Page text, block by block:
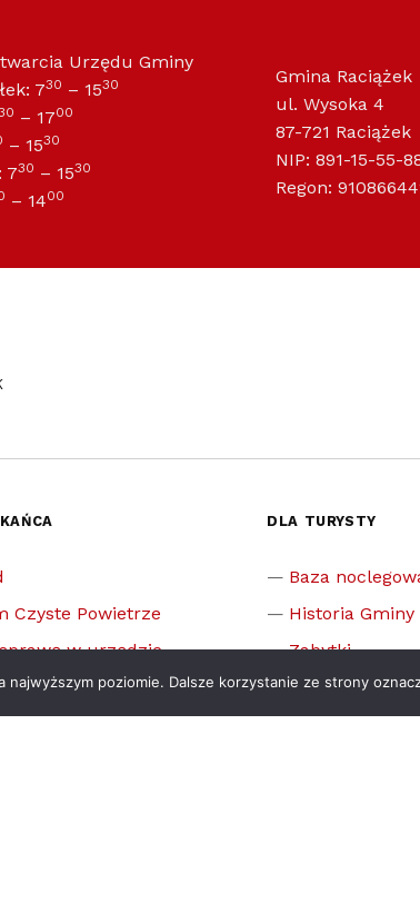
Urzędu Gminy
730 – 1530
– 1700
– 1530
730 – 1530
– 1400
Gmina Raciążek
ul. Wysoka 4
87-721 Raciążek
NIP: 891-15-55-
Regon:
Czyste Powietrze
w urzędzie
i zasiłki szkolne
DLA TURYSTY
Baza
Historia Gminy
Zabytki
Muzea
najwyższym poziomie. Dalsze korzystanie ze strony